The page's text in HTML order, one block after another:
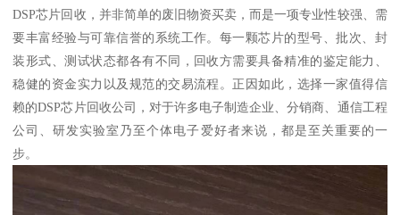
DSP芯片回收，并非简单的废旧物资买卖，而是一项专业性较强、需
要丰富经验与可靠信誉的系统工作。每一颗芯片的型号、批次、封
装形式、测试状态都各有不同，回收方需要具备精准的鉴定能力、
稳健的资金实力以及规范的交易流程。正因如此，选择一家值得信
赖的DSP芯片回收公司，对于许多电子制造企业、分销商、通信工程
公司、研发实验室乃至个体电子爱好者来说，都是至关重要的一
步。